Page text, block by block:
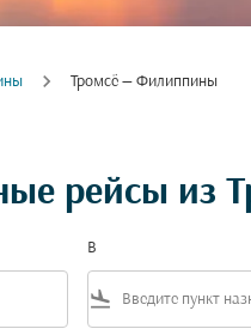
Тромсё — Филиппины
рейсы из
В
flight_land